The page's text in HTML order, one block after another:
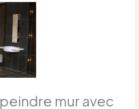
mur avec